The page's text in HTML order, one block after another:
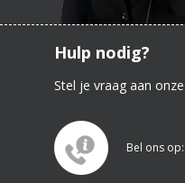
Hulp nodig?
Stel je vraag aan
Bel ons